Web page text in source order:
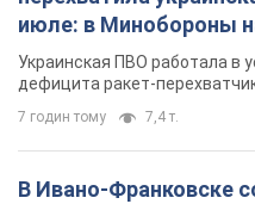
июле: в Минобороны
Украинская ПВО работала в
дефицита ракет-
7 годин тому 7,4 т.
В Ивано-Франковске